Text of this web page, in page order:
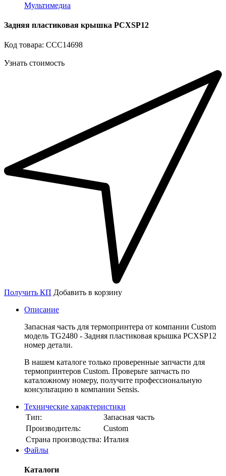
Мультимедиа
Задняя пластиковая крышка PCXSP12
Код товара: ССС14698
Узнать стоимость
Получить КП Добавить в корзину
Описание
Запасная часть для термопринтера от компании Custom
модель TG2480 - Задняя пластиковая крышка PCXSP12
номер детали.
В нашем каталоге только проверенные запчасти для
термопринтеров Custom. Проверьте запчасть по
каталожному номеру, получите профессиональную
консультацию в компании Sensis.
Технические характеристики
Тип:
Запасная часть
Производитель:
Custom
Страна производства: Италия
Файлы
Каталоги